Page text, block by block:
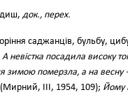
док., перех.
саджанців, бульбу,
невістка посадила високу
зимою померзла, а на весну
(Мирний, III, 1954, 109); Йому